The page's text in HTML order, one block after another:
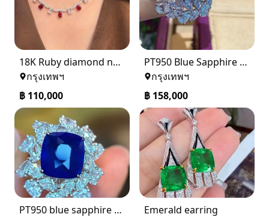
18K Ruby diamond necklace
กรุงเทพฯ
฿ 110,000
PT950 Blue Sapphire Ring
กรุงเทพฯ
฿ 158,000
PT950 blue sapphire ring
Emerald earring